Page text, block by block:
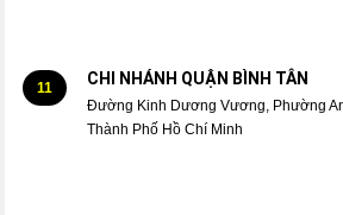
11 CHI NHÁNH QUẬN BÌNH TÂN
Đường Kinh Dương Vương, Phường
Thành Phố Hồ Chí Minh